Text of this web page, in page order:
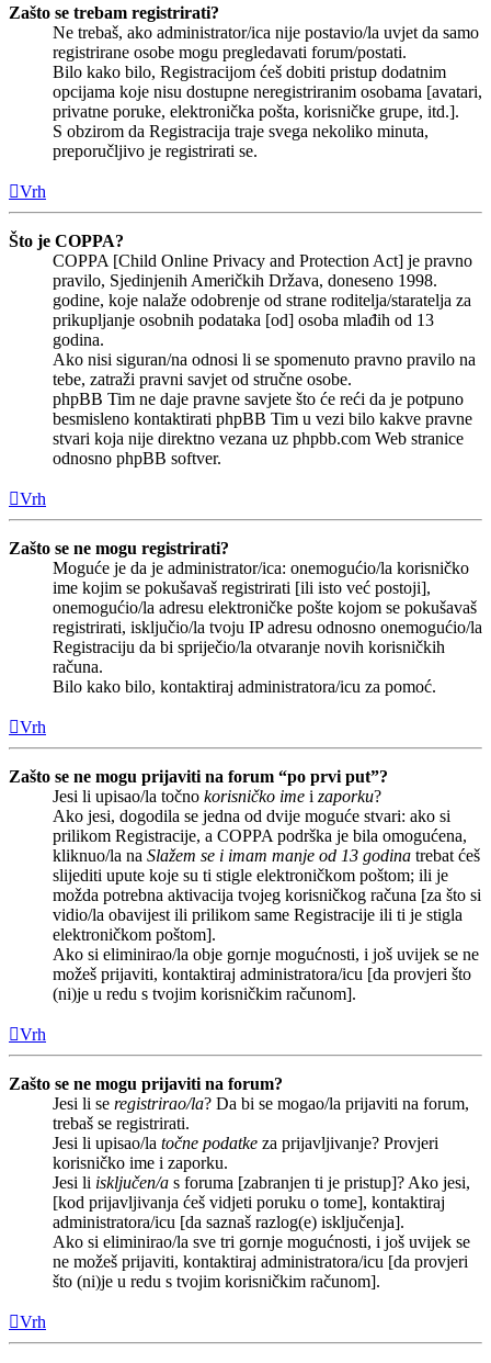
Zašto se trebam registrirati?
Ne trebaš, ako administrator/ica nije postavio/la uvjet da samo
registrirane osobe mogu pregledavati forum/postati.
Bilo kako bilo, Registracijom ćeš dobiti pristup dodatnim
opcijama koje nisu dostupne neregistriranim osobama [avatari,
privatne poruke, elektronička pošta, korisničke grupe, itd.].
S obzirom da Registracija traje svega nekoliko minuta,
preporučljivo je registrirati se.
Vrh
Što je COPPA?
COPPA [Child Online Privacy and Protection Act] je pravno
pravilo, Sjedinjenih Američkih Država, doneseno 1998.
godine, koje nalaže odobrenje od strane roditelja/staratelja za
prikupljanje osobnih podataka [od] osoba mlađih od 13
godina.
Ako nisi siguran/na odnosi li se spomenuto pravno pravilo na
tebe, zatraži pravni savjet od stručne osobe.
phpBB Tim ne daje pravne savjete što će reći da je potpuno
besmisleno kontaktirati phpBB Tim u vezi bilo kakve pravne
stvari koja nije direktno vezana uz phpbb.com Web stranice
odnosno phpBB softver.
Vrh
Zašto se ne mogu registrirati?
Moguće je da je administrator/ica: onemogućio/la korisničko
ime kojim se pokušavaš registrirati [ili isto već postoji],
onemogućio/la adresu elektroničke pošte kojom se pokušavaš
registrirati, isključio/la tvoju IP adresu odnosno onemogućio/la
Registraciju da bi spriječio/la otvaranje novih korisničkih
računa.
Bilo kako bilo, kontaktiraj administratora/icu za pomoć.
Vrh
Zašto se ne mogu prijaviti na forum “po prvi put”?
Jesi li upisao/la točno korisničko ime i zaporku?
Ako jesi, dogodila se jedna od dvije moguće stvari: ako si
prilikom Registracije, a COPPA podrška je bila omogućena,
kliknuo/la na Slažem se i imam manje od 13 godina trebat ćeš
slijediti upute koje su ti stigle elektroničkom poštom; ili je
možda potrebna aktivacija tvojeg korisničkog računa [za što si
vidio/la obavijest ili prilikom same Registracije ili ti je stigla
elektroničkom poštom].
Ako si eliminirao/la obje gornje mogućnosti, i još uvijek se ne
možeš prijaviti, kontaktiraj administratora/icu [da provjeri što
(ni)je u redu s tvojim korisničkim računom].
Vrh
Zašto se ne mogu prijaviti na forum?
Jesi li se registrirao/la? Da bi se mogao/la prijaviti na forum,
trebaš se registrirati.
Jesi li upisao/la točne podatke za prijavljivanje? Provjeri
korisničko ime i zaporku.
Jesi li isključen/a s foruma [zabranjen ti je pristup]? Ako jesi,
[kod prijavljivanja ćeš vidjeti poruku o tome], kontaktiraj
administratora/icu [da saznaš razlog(e) isključenja].
Ako si eliminirao/la sve tri gornje mogućnosti, i još uvijek se
ne možeš prijaviti, kontaktiraj administratora/icu [da provjeri
što (ni)je u redu s tvojim korisničkim računom].
Vrh